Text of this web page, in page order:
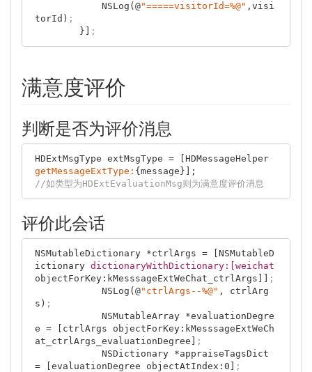
            NSLog(@
"=====visitorId=%@" ,visi
torId) ;
        }]
;
满意度评价
判断是否为评价消息
getMessageExtType:
//如类型为HDExtEvaluationMsg则为满意度评价消息
评价此会话
NSMutableDictionary *ctrlArgs = [NSMutableD
ictionary
objectForKey:kMesssageExtWeChat_ctrlArgs]]
;
            NSLog(@
"ctrlArgs--%@" , ctrlArg
s) ;
e = [ctrlArgs objectForKey:kMesssageExtWeCh
at_ctrlArgs_evaluationDegree]
;
= [evaluationDegree objectAtIndex: 0 ;